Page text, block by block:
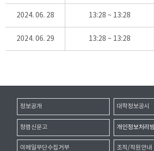
2024. 06. 28 13:28 ~ 13:28
2024. 06. 29 13:28 ~ 13:28
정보공개 대학정보공시
청렴신문고 개인정보처리
이메일무단수집거부 조직/직원안내